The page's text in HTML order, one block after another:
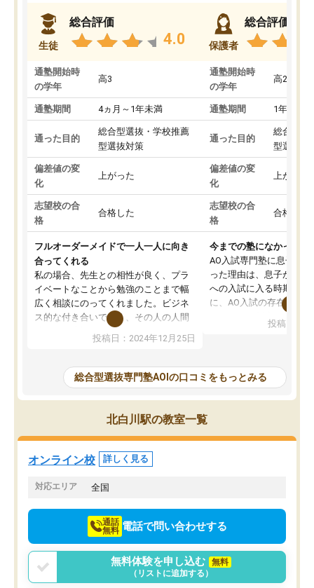
生徒
総合評価
4.0
通塾開始時
の学年
高3
通塾期間 4ヵ月～1年未満
通った目的
総合型選抜・学校推薦
型選抜対策
偏差値の変
化
上がった
志望校の合
格
合格した
フルオーダーメイドで一人一人に向き
合ってくれる
私の場合、先生との相性が良く、プラ
イベートなことから勉強のことまで幅
広く相談にのってくれました。ビジネ
ス的な付き合いでなく、その人の人間
性までを適切に把握し、むきあってい
るなぁと強く感じることできました。
と相談すると、他の先生も紹介してく
ださり、客観的なアドバイスもいただ
くことができました（志望理由・自己
PR等の添削において）。そして、なに
より自習室が解放されている点がよか
ったです。友達と好きな時間に自習
し、お互いを高めあえる環境がありま
投稿日：2024年12月25日
保護者
総合評価
通塾開始時
の学年
高2
通塾期間 1年以上
通った目的
総合型選
型選抜対
偏差値の変
化
上がった
志望校の合
格
合格した
今までの塾になかった
AO入試専門塾に息子を
った理由は、息子が高校
への入試に入る時期に差
に、AO入試の存在を息
たことから、AOIに入塾
で、AO入試を改めて知
それに対しての具体的な
ことでした。更に子供の
けてらっしゃいますので
投稿日：
総合型選抜専門塾AOIの口コミをもっとみる
北白川駅の教室一覧
オンライン校 詳しく見る
対応エリア 全国
通話
無料 電話で問い合わせする
無料体験を申し込む
無料
（リストに追加する）